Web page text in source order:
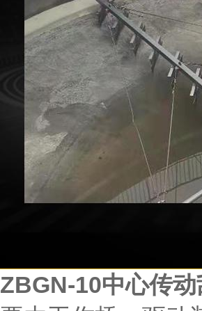
ZBGN-10中心传